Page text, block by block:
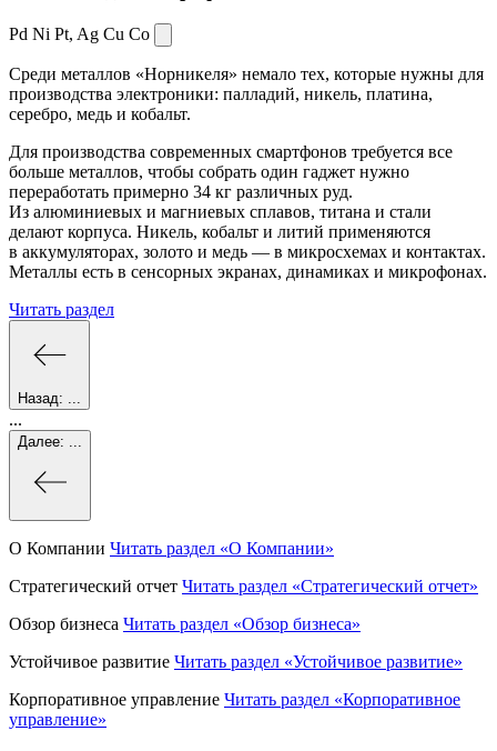
Pd Ni Pt, Ag Cu Co
Среди металлов «Норникеля» немало тех, которые нужны для
производства электроники: палладий, никель, платина,
серебро, медь и кобальт.
Для производства современных смартфонов требуется все
больше металлов, чтобы собрать один гаджет нужно
переработать примерно 34 кг различных руд.
Из алюминиевых и магниевых сплавов, титана и стали
делают корпуса. Никель, кобальт и литий применяются
в аккумуляторах, золото и медь — в микросхемах и контактах.
Металлы есть в сенсорных экранах, динамиках и микрофонах.
Читать раздел
Назад:
...
Далее:
О Компании Читать раздел «О Компании»
Стратегический отчет Читать раздел «Стратегический отчет»
Обзор бизнеса Читать раздел «Обзор бизнеса»
Устойчивое развитие Читать раздел «Устойчивое развитие»
Корпоративное управление Читать раздел «Корпоративное
управление»